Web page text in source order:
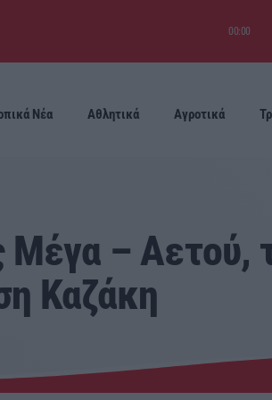
00:00
Νέα Αθλητικά Αγροτικά
Μέγα –
Καζάκη